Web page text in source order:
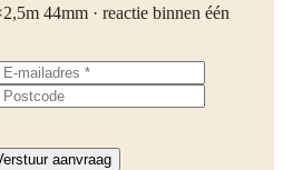
44mm · reactie binnen één
aanvraag